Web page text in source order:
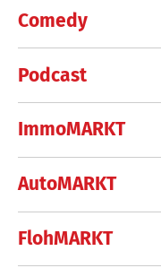
Comedy
Podcast
ImmoMARKT
AutoMARKT
FlohMARKT